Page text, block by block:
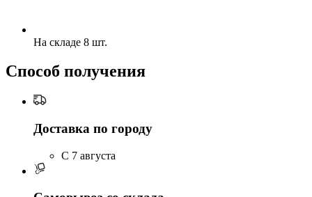
На складе 8 шт.
Способ получения
Доставка по городу
C 7 августа